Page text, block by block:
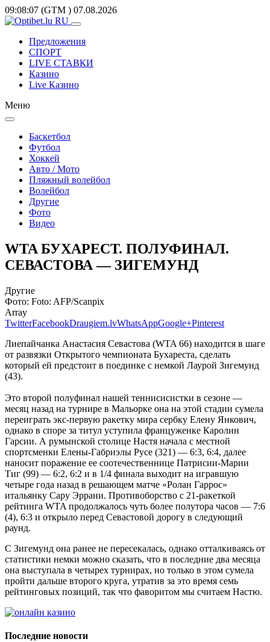
09:08:07 (GTM ) 07.08.2026
Предложения
СПОРТ
LIVE СТАВКИ
Казино
Live Казино
Меню
Баскетбол
Футбол
Хоккей
Авто / Мото
Пляжный волейбол
Волейбол
Другие
Фото
Видео
WTA БУХАРЕСТ. ПОЛУФИНАЛ.
СЕВАСТОВА — ЗИГЕМУНД
Другие
Фото: Foto: AFP/Scanpix
Array
TwitterFacebookDraugiem.lvWhatsAppGoogle+Pinterest
Лиепайчанка Анастасия Севастова (WTA 66) находится в шаге
от развязки Открытого чемпионата Бухареста, сделать
который ей предстоит в поединке с немкой Лаурой Зигемунд
(43).
Это второй полуфинал нашей теннисисистки в сезоне —
месяц назад на турнире в Мальорке она на этой стадии сумела
переиграть экс-первую ракетку мира сербку Елену Янкович,
однако в споре за титул уступила француженке Каролин
Гарсии. А румынской столице Настя начала с местной
спортсменки Елены-Габриэлы Русе (321) — 6:3, 6:4, далее
наносит поражение ее соотечественнице Патрисии-Марии
Тиг (99) — 6:2, 6:2 и в 1/4 финала выходит на игравшую
четыре года назад в решающем матче «Ролан Гаррос»
итальянку Сару Эррани. Противоборство с 21-ракеткой
рейтинга WTA продолжалось чуть более полутора часов — 7:6
(4), 6:3 и открыло перед Севастовой дорогу в следующий
раунд.
С Зигемунд она ранее не пересекалась, однако отталкиваясь от
статистики немки можно сказать, что в последние два месяца
она выступала в четырех турнирах, но только в этом сумела
пройти дальше второго круга, утратив за это время семь
рейтинговых позиций, так что фаворитом мы считаем Настю.
Последние новости